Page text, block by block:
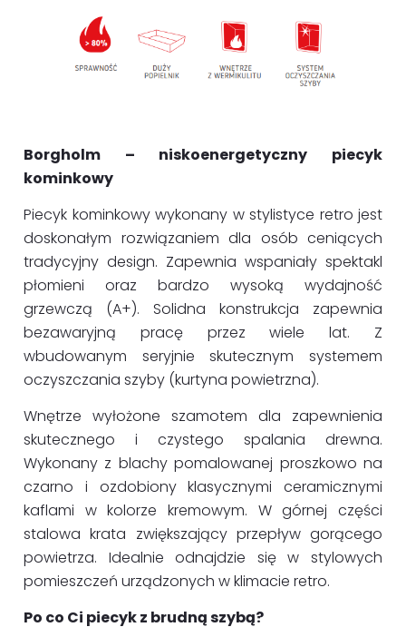
Borgholm – niskoenergetyczny piecyk
kominkowy
Piecyk kominkowy wykonany w stylistyce retro jest
doskonałym rozwiązaniem dla osób ceniących
tradycyjny design. Zapewnia wspaniały spektakl
płomieni oraz bardzo wysoką wydajność
grzewczą (A+). Solidna konstrukcja zapewnia
bezawaryjną pracę przez wiele lat. Z
wbudowanym seryjnie skutecznym systemem
oczyszczania szyby (kurtyna powietrzna).
Wnętrze wyłożone szamotem dla zapewnienia
skutecznego i czystego spalania drewna.
Wykonany z blachy pomalowanej proszkowo na
czarno i ozdobiony klasycznymi ceramicznymi
kaflami w kolorze kremowym. W górnej części
stalowa krata zwiększający przepływ gorącego
powietrza. Idealnie odnajdzie się w stylowych
pomieszczeń urządzonych w klimacie retro.
Po co Ci piecyk z brudną szybą?